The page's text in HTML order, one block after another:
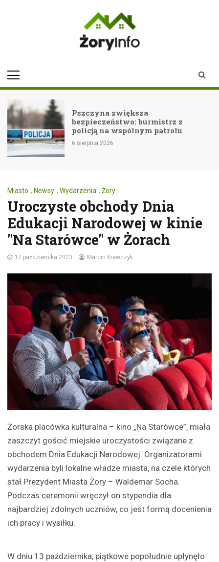
Pszczyna zwiększa
bezpieczeństwo: burmistrz z
policją na wspólnym patrolu
6 sierpnia 2026
Miasto , Newsy , Wydarzenia , Żory
Uroczyste obchody Dnia
Edukacji Narodowej w kinie
"Na Starówce" w Żorach
17 października 2023 Marcin Krawczyk
Żorska placówka kulturalna – kino „Na Starówce”, miała
zaszczyt gościć miejskie uroczystości związane z
obchodem Dnia Edukacji Narodowej. Organizatorami
wydarzenia byli lokalne władze miasta, na czele których
stał Prezydent Miasta Żory – Waldemar Socha.
Podczas ceremonii wręczył on stypendia dla
najbardziej zdolnych uczniów, co jest formą docenienia
ich pracy i wysiłku.
W dniu 13 października, piątkowe popołudnie upłynęło